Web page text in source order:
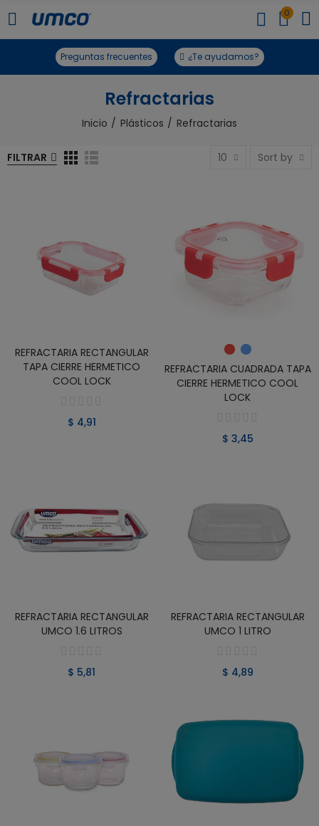
0
Preguntas frecuentes ¿Te ayudamos?
Refractarias
Inicio Plásticos Refractarias
FILTRAR 10 Sort by
VER PRODUCTO
REFRACTARIA RECTANGULAR
TAPA CIERRE HERMETICO
COOL LOCK
$ 4,91
VER PRODUCTO
REFRACTARIA CUADRADA TAPA
CIERRE HERMETICO COOL
LOCK
$ 3,45
VER PRODUCTO
REFRACTARIA RECTANGULAR
UMCO 1.6 LITROS
$ 5,81
VER PRODUCTO
REFRACTARIA RECTANGULAR
UMCO 1 LITRO
$ 4,89